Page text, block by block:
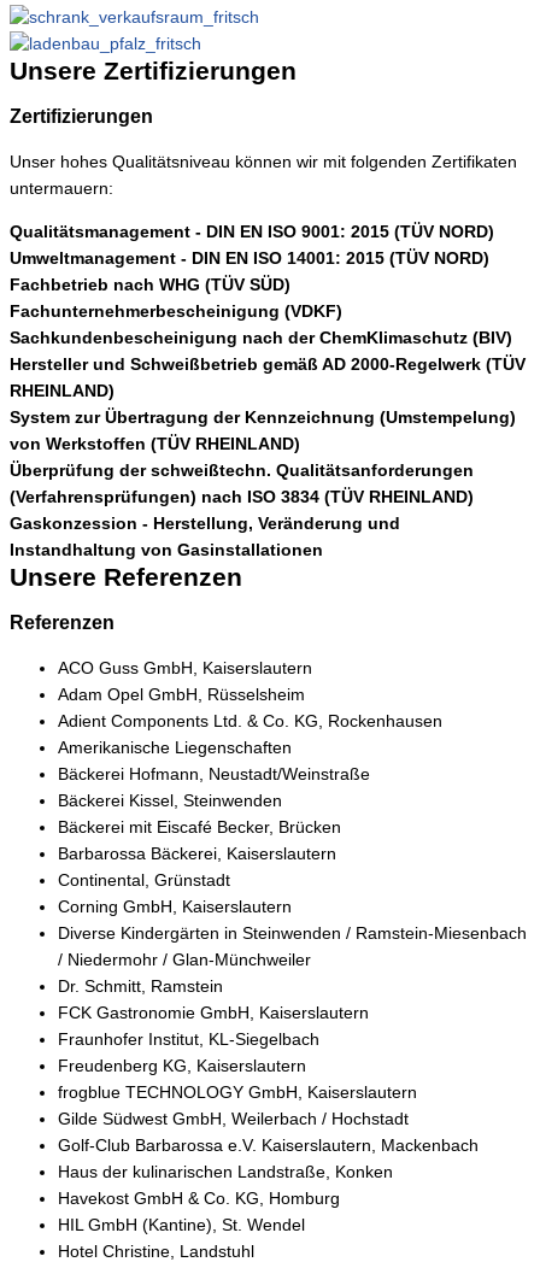
Unsere Zertifizierungen
Zertifizierungen
Unser hohes Qualitätsniveau können wir mit folgenden Zertifikaten
untermauern:
Qualitätsmanagement - DIN EN ISO 9001: 2015 (TÜV NORD)
Umweltmanagement - DIN EN ISO 14001: 2015 (TÜV NORD)
Fachbetrieb nach WHG (TÜV SÜD)
Fachunternehmerbescheinigung (VDKF)
Sachkundenbescheinigung nach der ChemKlimaschutz (BIV)
Hersteller und Schweißbetrieb gemäß AD 2000-Regelwerk (TÜV
RHEINLAND)
System zur Übertragung der Kennzeichnung (Umstempelung)
von Werkstoffen (TÜV RHEINLAND)
Überprüfung der schweißtechn. Qualitätsanforderungen
(Verfahrensprüfungen) nach ISO 3834 (TÜV RHEINLAND)
Gaskonzession - Herstellung, Veränderung und
Instandhaltung von Gasinstallationen
Unsere Referenzen
Referenzen
ACO Guss GmbH, Kaiserslautern
Adam Opel GmbH, Rüsselsheim
Adient Components Ltd. & Co. KG, Rockenhausen
Amerikanische Liegenschaften
Bäckerei Hofmann, Neustadt/Weinstraße
Bäckerei Kissel, Steinwenden
Bäckerei mit Eiscafé Becker, Brücken
Barbarossa Bäckerei, Kaiserslautern
Continental, Grünstadt
Corning GmbH, Kaiserslautern
Diverse Kindergärten in Steinwenden / Ramstein-Miesenbach
/ Niedermohr / Glan-Münchweiler
Dr. Schmitt, Ramstein
FCK Gastronomie GmbH, Kaiserslautern
Fraunhofer Institut, KL-Siegelbach
Freudenberg KG, Kaiserslautern
frogblue TECHNOLOGY GmbH, Kaiserslautern
Gilde Südwest GmbH, Weilerbach / Hochstadt
Golf-Club Barbarossa e.V. Kaiserslautern, Mackenbach
Haus der kulinarischen Landstraße, Konken
Havekost GmbH & Co. KG, Homburg
HIL GmbH (Kantine), St. Wendel
Hotel Christine, Landstuhl